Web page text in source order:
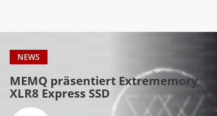
NEWS
MEMQ präsentiert Extrememory
XLR8 Express SSD